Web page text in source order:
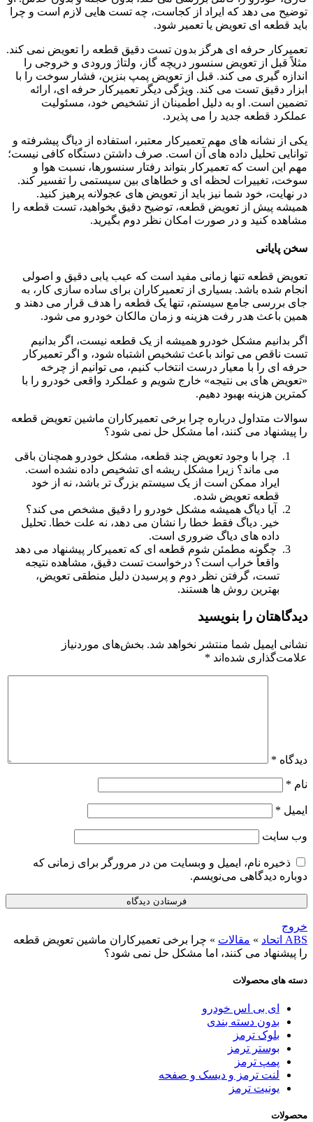
توضیح می دهد که ایراد از کجاست، چه تست هایی لازم است و چرا
باید قطعه ای تعویض یا تعمیر شود.
تعمیرکار حرفه ای هرگز بدون تست دقیق قطعه را تعویض نمی کند.
مثلاً قبل از تعویض سنسور دریچه گاز، ولتاژ ورودی و خروجی را
اندازه گیری می کند. قبل از تعویض پمپ بنزین، فشار سوخت را با
ابزار دقیق تست می کند. ویژگی دیگر تعمیرکار حرفه ای، ارائه
تضمین است. او به دلیل اطمینان از تشخیص خود، مسئولیت
عملکرد قطعه جدید را می پذیرد.
یکی از نشانه های مهم تعمیرکار معتبر، استفاده از دیاگ پیشرفته و
توانایی تحلیل داده های آن است. صرف داشتن دستگاه کافی نیست؛
مهم این است که تعمیرکار بتواند رفتار سنسورها، نسبت هوا و
سوخت، تغییرات لحظه ای و خطاهای بین سیستمی را تفسیر کند.
در نهایت، خود شما نیز باید از تعویض های عجولانه پرهیز کنید.
همیشه پیش از تعویض قطعه، توضیح دقیق بخواهید، تست قطعه را
مشاهده کنید و در صورت امکان نظر دوم بگیرید.
سخن پایانی
تعویض قطعه تنها زمانی مفید است که عیب یابی دقیق و اصولی
انجام شده باشد. بسیاری از تعمیرکاران برای ساده سازی کار، به
جای بررسی جامع سیستم، تنها یک قطعه را هدف قرار می دهند و
همین باعث هدر رفت هزینه و زمان مالکان خودرو می شود.
اگر بدانیم مشکل خودرو همیشه از یک قطعه نیست، اگر بدانیم
تست ناقص می تواند باعث تشخیص اشتباه شود، و اگر تعمیرکار
حرفه ای را با معیار درست انتخاب کنیم، می توانیم از چرخه
«تعویض های بی نتیجه» خارج شویم و عملکرد واقعی خودرو را با
کمترین هزینه بهبود دهیم.
سوالات متداول درباره چرا برخی تعمیرکاران ماشین تعویض قطعه
را پیشنهاد می کنند، اما مشکل حل نمی شود؟
چرا با وجود تعویض چند قطعه، مشکل خودرو همچنان باقی
می ماند؟ زیرا مشکل ریشه ای تشخیص داده نشده است.
ایراد ممکن است از یک سیستم بزرگ تر باشد، نه از خود
قطعه تعویض شده.
آیا دیاگ همیشه مشکل خودرو را دقیق مشخص می کند؟
خیر. دیاگ فقط خطا را نشان می دهد، نه علت خطا. تحلیل
داده های دیاگ ضروری است.
چگونه مطمئن شوم قطعه ای که تعمیرکار پیشنهاد می دهد
واقعاً خراب است؟ درخواست تست دقیق، مشاهده نتیجه
تست، گرفتن نظر دوم و پرسیدن دلیل منطقی تعویض،
بهترین روش ها هستند.
دیدگاهتان را بنویسید
نشانی ایمیل شما منتشر نخواهد شد. بخش‌های موردنیاز
علامت‌گذاری شده‌اند *
دیدگاه *
نام *
ایمیل *
وب‌ سایت
ذخیره نام، ایمیل و وبسایت من در مرورگر برای زمانی که
دوباره دیدگاهی می‌نویسم.
خروج
ABS اتحاد
» مقالات » چرا برخی تعمیرکاران ماشین تعویض قطعه
را پیشنهاد می کنند، اما مشکل حل نمی شود؟
دسته های محصولات
ای بی اس خودرو
بدون دسته بندی
بلوک ترمز
بوستر ترمز
پمپ ترمز
لنت ترمز و دیسک و صفحه
یونیت ترمز
محصولات